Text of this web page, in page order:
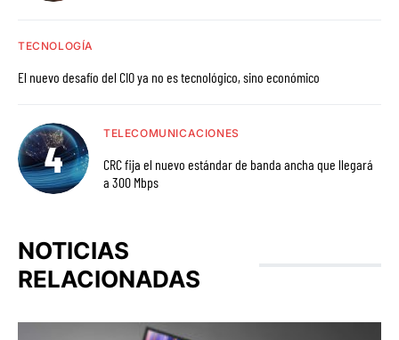
TECNOLOGÍA
El nuevo desafío del CIO ya no es tecnológico, sino económico
TELECOMUNICACIONES
CRC fija el nuevo estándar de banda ancha que llegará
a 300 Mbps
NOTICIAS
RELACIONADAS